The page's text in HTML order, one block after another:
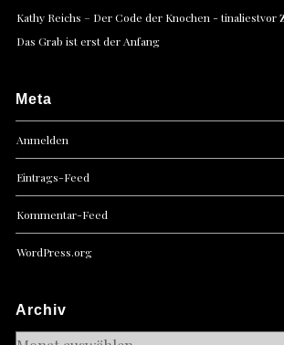
Kathy Reichs – Der Code der Knochen - tinaliestvor
Das Grab ist erst der Anfang
Meta
Anmelden
Eintrags-Feed
Kommentar-Feed
WordPress.org
Archiv